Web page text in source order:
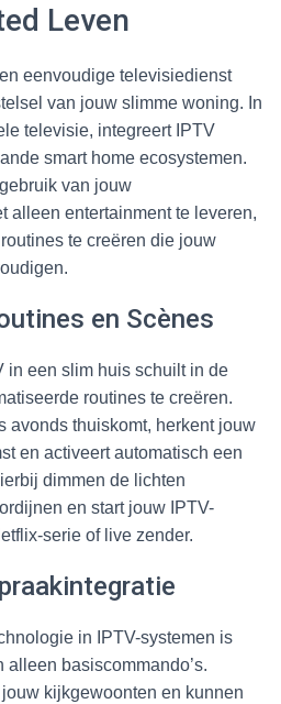
Leven
eenvoudige televisiedienst
van jouw slimme woning. In
televisie, integreert IPTV
smart home ecosystemen.
van jouw
alleen entertainment te leveren,
te creëren die jouw
en Scènes
in een slim huis schuilt in de
routines te creëren.
avonds thuiskomt, herkent jouw
en activeert automatisch een
dimmen de lichten
en start jouw IPTV-
serie of live zender.
in IPTV-systemen is
basiscommando’s.
kijkgewoonten en kunnen